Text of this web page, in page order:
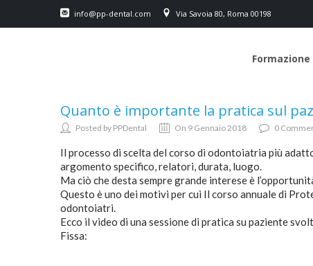
info@pp-dental.com Via Savoia 80, Roma 00198
Formazione
Quanto è importante la pratica sul
Posted by PPDental On 9 Gennaio 2018 0
Il processo di scelta del corso di odontoiatria più
argomento specifico, relatori, durata, luogo.
Ma ciò che desta sempre grande interese è
Questo è uno dei motivi per cui Il corso annuale di
odontoiatri.
Ecco il video di una sessione di pratica su paziente
Fissa: